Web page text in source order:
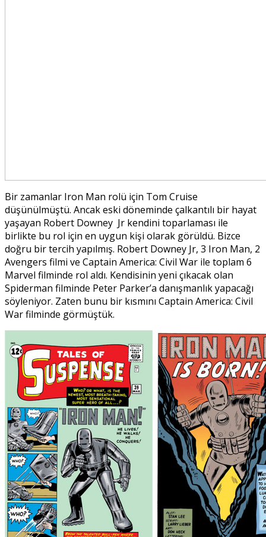
Bir zamanlar Iron Man rolü için Tom Cruise
düşünülmüştü. Ancak eski döneminde çalkantılı bir hayat
yaşayan Robert Downey Jr kendini toparlaması ile
birlikte bu rol için en uygun kişi olarak görüldü. Bizce
doğru bir tercih yapılmış. Robert Downey Jr, 3 Iron Man, 2
Avengers filmi ve Captain America: Civil War ile toplam 6
Marvel filminde rol aldı. Kendisinin yeni çıkacak olan
Spiderman filminde Peter Parker’a danışmanlık yapacağı
söyleniyor. Zaten bunu bir kısmını Captain America: Civil
War filminde görmüştük.